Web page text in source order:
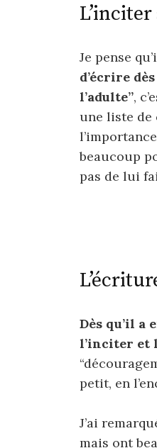
Je pense
d’écrire
l’adulte”,
une liste de
beaucoup
pas de lui
Dès qu’il a
l’inciter et
petit, en
J’ai
mais ont